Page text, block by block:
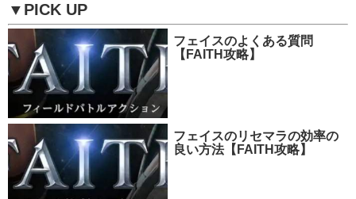
▼PICK UP
フェイスのよくある質問
【FAITH攻略】
フェイスのリセマラの効率の
良い方法【FAITH攻略】